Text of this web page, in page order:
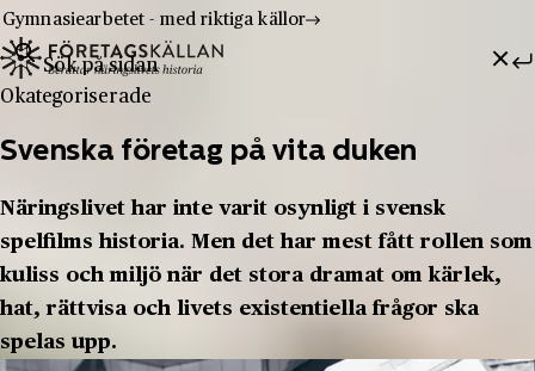
Hoppa till innehåll
Till innehåll
Gymnasiearbetet - med riktiga källor
Sök efter:
Okategoriserade
Svenska företag på vita duken
Näringslivet har inte varit osynligt i svensk
spelfilms historia. Men det har mest fått rollen som
kuliss och miljö när det stora dramat om kärlek,
hat, rättvisa och livets existentiella frågor ska
spelas upp.